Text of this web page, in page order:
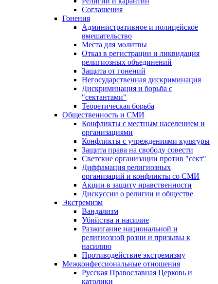
Соглашения
Гонения
Административное и полицейское
вмешательство
Места для молитвы
Отказ в регистрации и ликвидация
религиозных объединений
Защита от гонений
Негосударственная дискриминация
Дискриминация и борьба с
"сектантами"
Теоретическая борьба
Общественность и СМИ
Конфликты с местным населением и
организациями
Конфликты с учреждениями культуры
Защита права на свободу совести
Светские организации против "сект"
Диффамация религиозных
организаций и конфликты со СМИ
Акции в защиту нравственности
Дискуссии о религии и обществе
Экстремизм
Вандализм
Убийства и насилие
Разжигание национальной и
религиозной розни и призывы к
насилию
Противодействие экстремизму
Межконфессиональные отношения
Русская Православная Церковь и
католики